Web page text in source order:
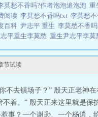
莫愁不香吗?作者泡泡追泡泡 重
阅读 李莫愁不香吗txt 李莫愁不
百科 尹志平 重生 李莫愁不香吗
平重生李莫愁 重生尹志平李莫
新章节重生尹志平李莫愁不香
最新章节
机门下我有个师弟叫甄志丙
丙：“师兄，全真门下禁婚嫁
节试读
不去镇场子？” 殷天正老神
着。” 殷天正来这里就是
事？一个谢逊、一个杨逍